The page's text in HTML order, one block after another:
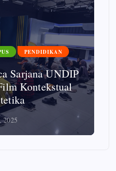
PENDIDIKAN
Sarjana UNDIP
Kontekstual
2025